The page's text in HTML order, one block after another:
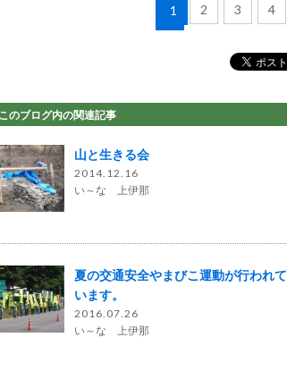
1 2 3 4
このブログ内の関連記事
山と生きる会
2014.12.16
い～な 上伊那
夏の交通安全やまびこ運動が行われて
います。
2016.07.26
い～な 上伊那